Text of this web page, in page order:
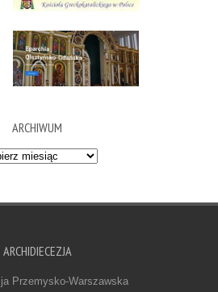
ARCHIWUM
ARCHIDIECEZJA
Przemysko-Warszawska